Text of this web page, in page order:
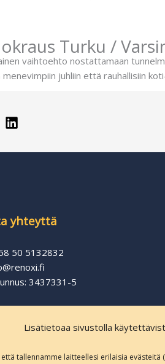
Lisätietoaa sivustolla
että tallennamme laitteellesi erilaisia
Turku /
vaihtoehto nostattamaan
menevimpiin juhliin että rauhallisiin
yhteyttä
50 5132832
3437331-5
ja tietosuojaseloste